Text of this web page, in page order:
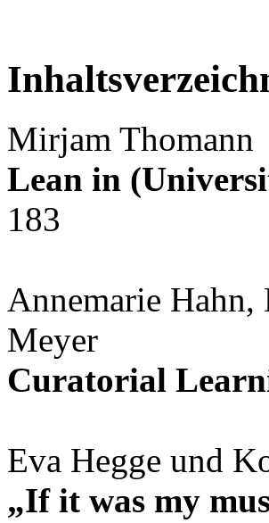
Mirjam Thomann
Lean in
183
Annemarie Hahn,
Meyer
Curatorial
Eva Hegge und
„If it was my